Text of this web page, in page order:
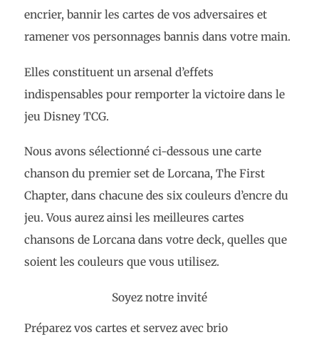
encrier, bannir les cartes de vos adversaires et
ramener vos personnages bannis dans votre main.
Elles constituent un arsenal d’effets
indispensables pour remporter la victoire dans le
jeu Disney TCG.
Nous avons sélectionné ci-dessous une carte
chanson du premier set de Lorcana, The First
Chapter, dans chacune des six couleurs d’encre du
jeu. Vous aurez ainsi les meilleures cartes
chansons de Lorcana dans votre deck, quelles que
soient les couleurs que vous utilisez.
Soyez notre invité
Préparez vos cartes et servez avec brio